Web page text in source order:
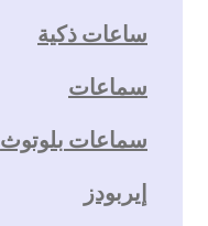
ساعات ذكية
سماعات
سماعات بلوتوث
إيربودز